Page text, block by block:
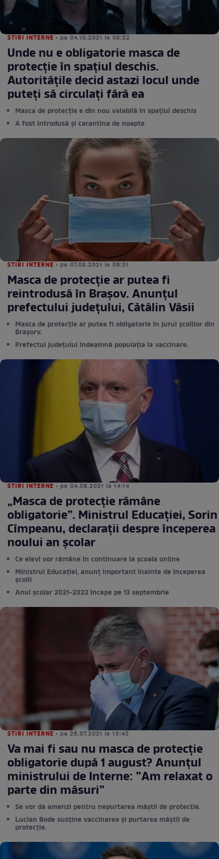
STIRI INTERNE • pe 04.10.2021 la 09:22
Unde nu e obligatorie masca de
protecție în spațiul deschis.
Autoritățile decid astazi locul unde
puteți să circulați fără ea
Masca de protecție e din nou valabilă în spațiul deschis
A fost introdusă și carantina de noapte
STIRI INTERNE • pe 07.09.2021 la 08:31
Masca de protecție ar putea fi
reintrodusă în Brașov. Anunțul
prefectului județului, Cătălin Văsii
Masca de protecție ar putea fi obligatorie în jurul școlilor din
Brașorv.
Prefectul județului îndeamnă populația la vaccinare.
STIRI INTERNE • pe 04.08.2021 la 14:14
„Masca de protecție rămâne
obligatorie”. Ministrul Educației, Sorin
Cîmpeanu, declarații despre începerea
noului an școlar
Ce elevi vor rămâne în continuare la școala online
Ministrul Educației, anunț important înainte de începerea
școlii
Anul şcolar 2021-2022 începe pe 13 septembrie
STIRI INTERNE • pe 26.07.2021 la 13:45
Va mai fi sau nu masca de protecție
obligatorie după 1 august? Anunțul
ministrului de Interne: ”Am relaxat o
parte din măsuri”
Se vor da amenzi pentru nepurtarea măștii de protecție.
Lucian Bode susține vaccinarea și purtarea măștii de
protecție.